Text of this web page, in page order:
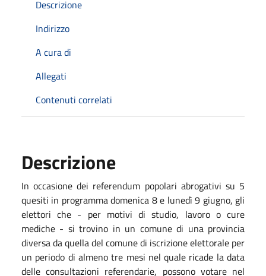
Descrizione
Indirizzo
A cura di
Allegati
Contenuti correlati
Descrizione
In occasione dei referendum popolari abrogativi su 5
quesiti in programma domenica 8 e lunedì 9 giugno, gli
elettori che - per motivi di studio, lavoro o cure
mediche - si trovino in un comune di una provincia
diversa da quella del comune di iscrizione elettorale per
un periodo di almeno tre mesi nel quale ricade la data
delle consultazioni referendarie, possono votare nel